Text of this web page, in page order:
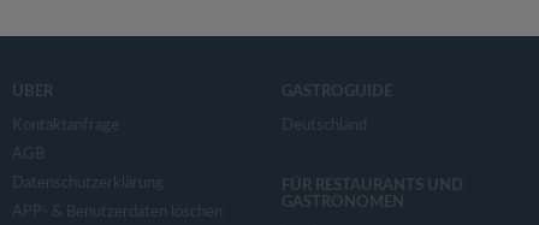
ÜBER
Kontaktanfrage
AGB
Datenschutzerklärung
APP- & Benutzerdaten löschen
GASTROGUIDE
Deutschland
FÜR RESTAURANTS UND
GASTRONOMEN